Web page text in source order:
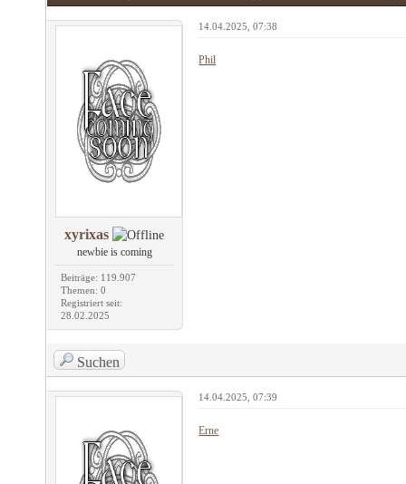
xyrixas
newbie is coming
Beiträge: 119.907
Themen: 0
Registriert seit:
28.02.2025
14.04.2025, 07:38
Phil
Suchen
14.04.2025, 07:39
Erne